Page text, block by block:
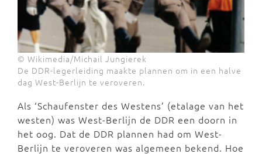
© Wikimedia/Michail Jungierek
De DDR-legerleiding maakte plannen om in een halve
dag West-Berlijn te veroveren.
Als ‘Schaufenster des Westens’ (etalage van het
westen) was West-Berlijn de DDR een doorn in
het oog. Dat de DDR plannen had om West-
Berlijn te veroveren was algemeen bekend. Hoe